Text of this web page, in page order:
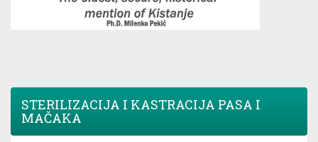
STERILIZACIJA I KASTRACIJA PASA I
MAČAKA